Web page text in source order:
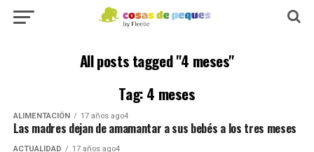
All posts tagged "4 meses"
Tag: 4 meses
ALIMENTACIÓN 17 años ago4
Las madres dejan de amamantar a sus bebés a los tres meses
ACTUALIDAD 17 años ago4